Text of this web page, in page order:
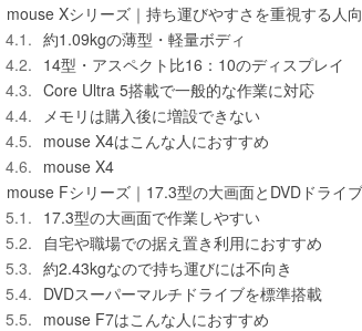
mouse Xシリーズ｜持ち運びやすさを重視する人
約1.09kgの薄型・軽量ボディ
14型・アスペクト比16：10のディスプレイ
Core Ultra 5搭載で一般的な作業に対応
メモリは購入後に増設できない
mouse X4はこんな人におすすめ
mouse X4
mouse Fシリーズ｜17.3型の大画面とDVDドライ
17.3型の大画面で作業しやすい
自宅や職場での据え置き利用におすすめ
約2.43kgなので持ち運びには不向き
DVDスーパーマルチドライブを標準搭載
mouse F7はこんな人におすすめ